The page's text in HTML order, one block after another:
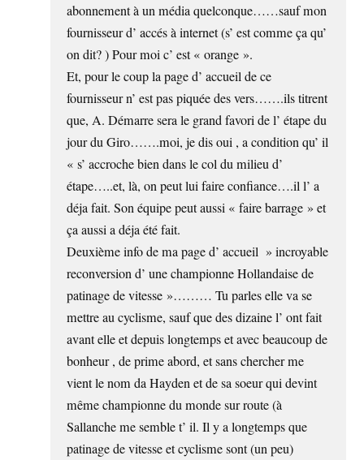
abonnement à un média quelconque……sauf mon
fournisseur d’ accés à internet (s’ est comme ça qu’
on dit? ) Pour moi c’ est « orange ».
Et, pour le coup la page d’ accueil de ce
fournisseur n’ est pas piquée des vers…….ils titrent
que, A. Démarre sera le grand favori de l’ étape du
jour du Giro…….moi, je dis oui , a condition qu’ il
« s’ accroche bien dans le col du milieu d’
étape…..et, là, on peut lui faire confiance….il l’ a
déja fait. Son équipe peut aussi « faire barrage » et
ça aussi a déja été fait.
Deuxième info de ma page d’ accueil » incroyable
reconversion d’ une championne Hollandaise de
patinage de vitesse »……… Tu parles elle va se
mettre au cyclisme, sauf que des dizaine l’ ont fait
avant elle et depuis longtemps et avec beaucoup de
bonheur , de prime abord, et sans chercher me
vient le nom da Hayden et de sa soeur qui devint
même championne du monde sur route (à
Sallanche me semble t’ il. Il y a longtemps que
patinage de vitesse et cyclisme sont (un peu)